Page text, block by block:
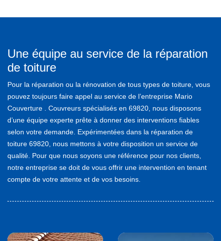
Une équipe au service de la réparation
de toiture
Pour la réparation ou la rénovation de tous types de toiture, vous
pouvez toujours faire appel au service de l’entreprise Mario
Couverture . Couvreurs spécialisés en 69820, nous disposons
d’une équipe experte prête à donner des interventions fiables
selon votre demande. Expérimentées dans la réparation de
toiture 69820, nous mettons à votre disposition un service de
qualité. Pour que nous soyons une référence pour nos clients,
notre entreprise se doit de vous offrir une intervention en tenant
compte de votre attente et de vos besoins.